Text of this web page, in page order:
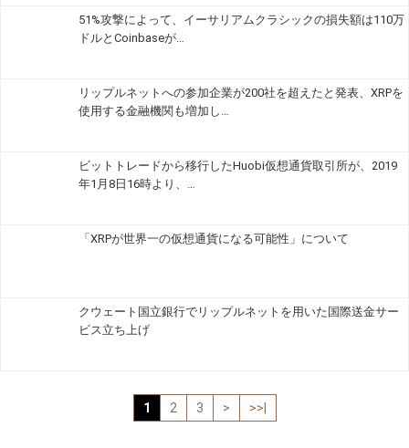
51%攻撃によって、イーサリアムクラシックの損失額は110万
ドルとCoinbaseが…
リップルネットへの参加企業が200社を超えたと発表、XRPを
使用する金融機関も増加し…
ビットトレードから移行したHuobi仮想通貨取引所が、2019
年1月8日16時より、…
「XRPが世界一の仮想通貨になる可能性」について
クウェート国立銀行でリップルネットを用いた国際送金サー
ビス立ち上げ
1 2 3 > >>|